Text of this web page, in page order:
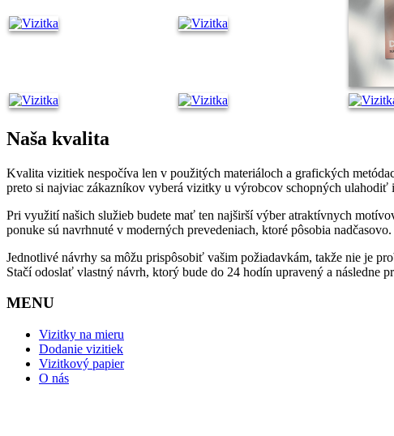
Naša kvalita
Kvalita vizitiek nespočíva len v použitých materiáloch a grafických
preto si najviac zákazníkov vyberá vizitky u výrobcov schopných
Pri využití našich služieb budete mať ten najširší výber atraktívnych
ponuke sú navrhnuté v moderných prevedeniach, ktoré pôsobia
Jednotlivé návrhy sa môžu prispôsobiť vašim požiadavkám, takže nie je
Stačí odoslať vlastný návrh, ktorý bude do 24 hodín upravený a následne
MENU
Vizitky na mieru
Dodanie vizitiek
Vizitkový papier
O nás